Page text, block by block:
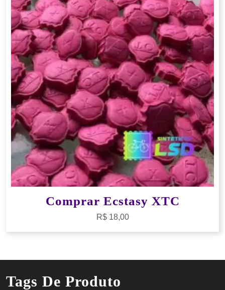
Comprar Ecstasy XTC
R$18,00
Tags De Produto